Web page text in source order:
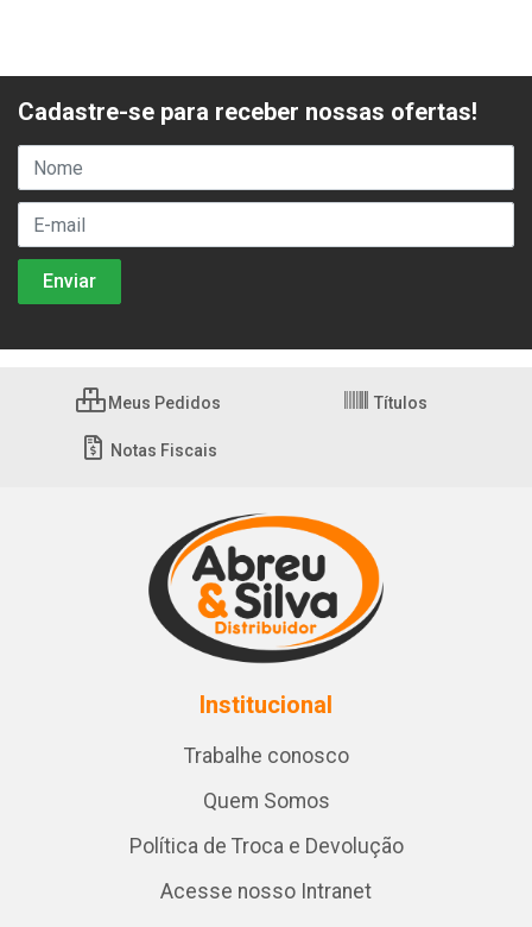
Cadastre-se para receber nossas ofertas!
Meus Pedidos Títulos
Notas Fiscais
Institucional
Trabalhe conosco
Quem Somos
Política de Troca e Devolução
Acesse nosso Intranet